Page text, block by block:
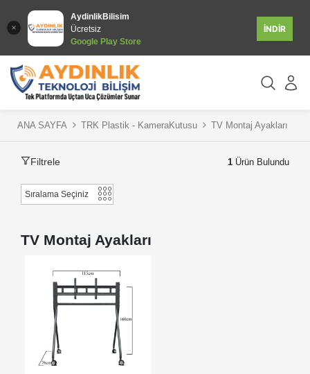
AydinlikBilisim
Ücretsiz
Google Play Store
İNDİR
ANA SAYFA TRK Plastik - KameraKutusu TV Montaj Ayakları
Filtrele 1 Ürün Bulundu
TV Montaj Ayakları